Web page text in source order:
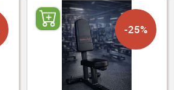
-25%